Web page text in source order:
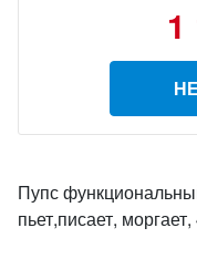
1
Пупс
пьет,писает,